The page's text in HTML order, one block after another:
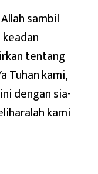
sambil
tentang
Tuhan kami,
dengan sia-
kami